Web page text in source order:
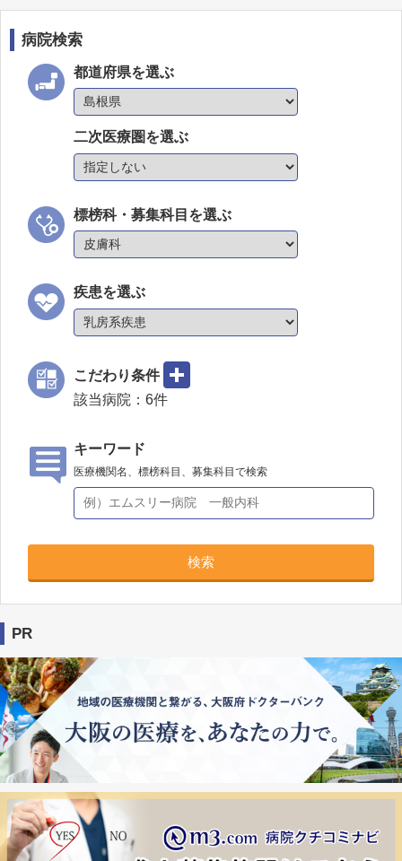
病院検索
都道府県を選ぶ
二次医療圏を選ぶ
標榜科・募集科目を選ぶ
疾患を選ぶ
こだわり条件
該当病院： 6件
キーワード
医療機関名、標榜科目、募集科目で検索
検索
PR